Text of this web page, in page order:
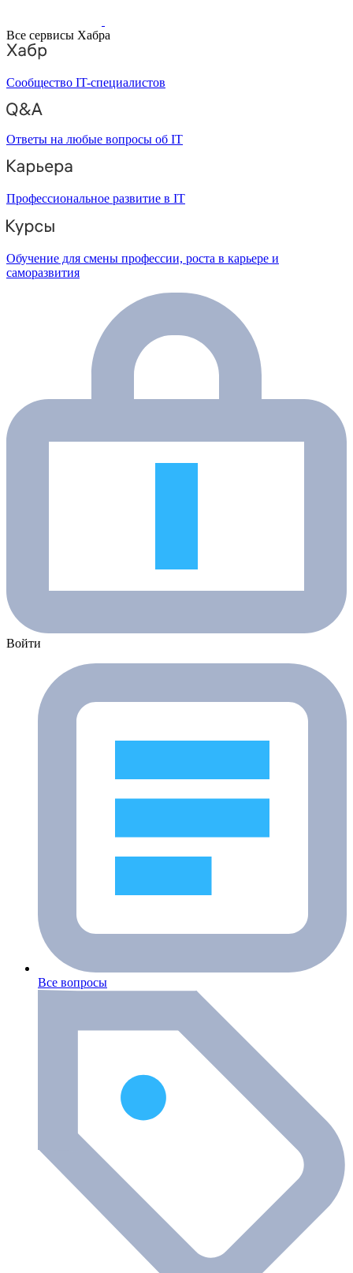
Все сервисы Хабра
Сообщество IT-специалистов
Ответы на любые вопросы об IT
Профессиональное развитие в IT
Обучение для смены профессии, роста в карьере и
саморазвития
Войти
Все вопросы